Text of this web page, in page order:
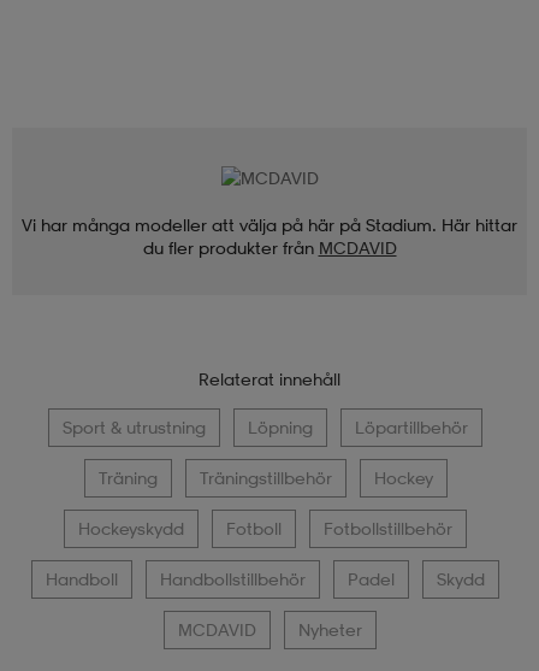
Vi har många modeller att välja på här på Stadium. Här hittar
du fler produkter från MCDAVID
Relaterat innehåll
Sport & utrustning Löpning Löpartillbehör
Träning Träningstillbehör Hockey
Hockeyskydd Fotboll Fotbollstillbehör
Handboll Handbollstillbehör Padel Skydd
MCDAVID Nyheter